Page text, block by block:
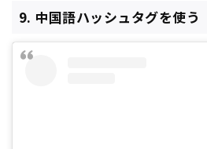
9. 中国語ハッシュタグを使う